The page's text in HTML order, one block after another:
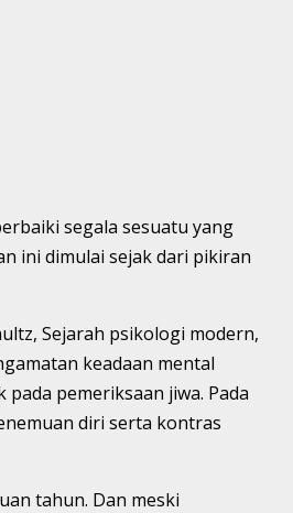
segala sesuatu yang
ini dimulai sejak dari pikiran
Sejarah psikologi modern,
keadaan mental
pemeriksaan jiwa. Pada
diri serta kontras
tahun. Dan meski